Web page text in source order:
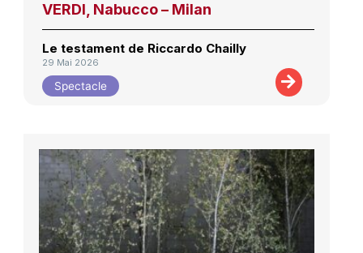
VERDI, Nabucco – Milan
Le testament de Riccardo Chailly
29 Mai 2026
Spectacle